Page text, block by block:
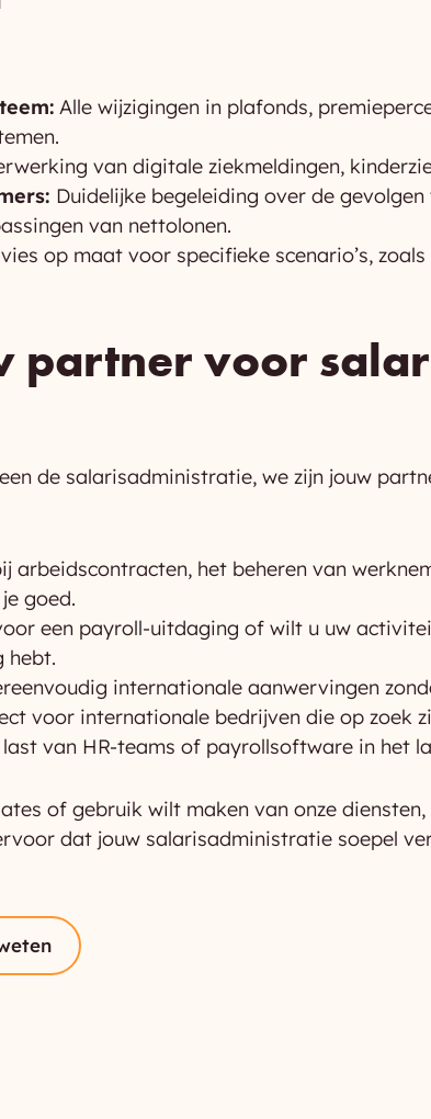
Alle wijzigingen in plafonds,
van digitale ziekmeldingen,
Duidelijke begeleiding over de
van nettolonen.
op maat voor specifieke scenario’s,
partner voor
de salarisadministratie, we zijn jouw
arbeidscontracten, het beheren van
goed.
een payroll-uitdaging of wilt u uw
hebt.
internationale aanwervingen
voor internationale bedrijven die op zoek
van HR-teams of payrollsoftware in het
of gebruik wilt maken van onze
dat jouw salarisadministratie soepel